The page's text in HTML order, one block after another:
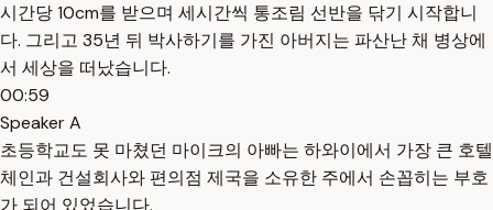
시간당 10cm를 받으며 세시간씩 통조림 선반을 닦기 시작합니
다. 그리고 35년 뒤 박사하기를 가진 아버지는 파산난 채 병상에
서 세상을 떠났습니다.
00:59
Speaker A
초등학교도 못 마쳤던 마이크의 아빠는 하와이에서 가장 큰 호텔
체인과 건설회사와 편의점 제국을 소유한 주에서 손꼽히는 부호
가 되어 있었습니다.